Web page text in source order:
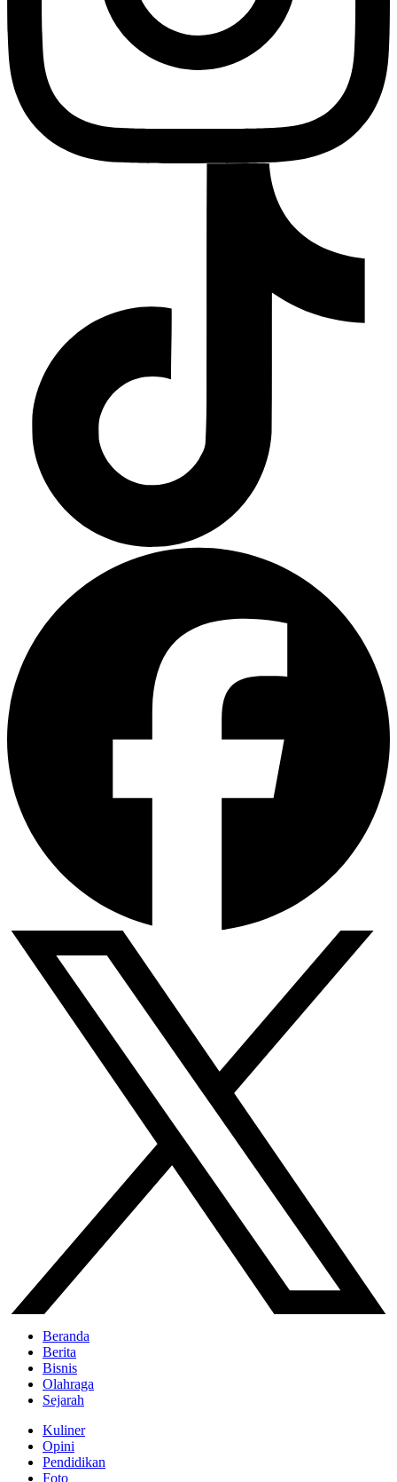
Beranda
Berita
Bisnis
Olahraga
Sejarah
Kuliner
Opini
Pendidikan
Foto